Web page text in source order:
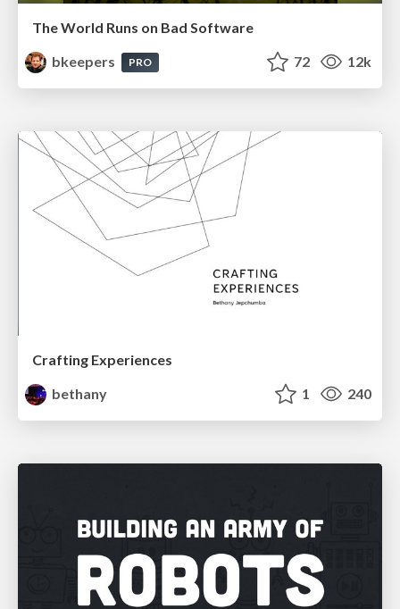
The World Runs on Bad Software
bkeepers
PRO 72 12k
Crafting Experiences
bethany
1 240